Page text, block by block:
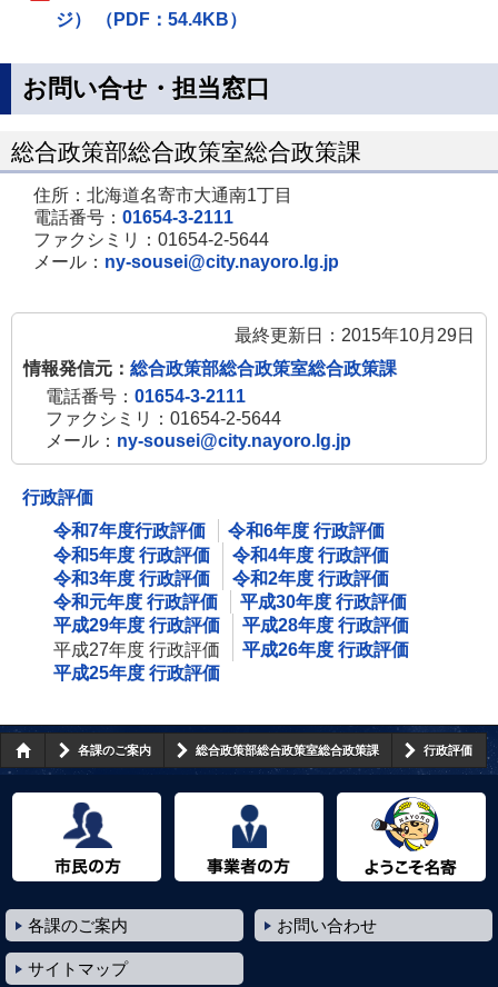
ジ） （PDF：54.4KB）
お問い合せ・担当窓口
総合政策部総合政策室総合政策課
住所：北海道名寄市大通南1丁目
電話番号： 01654-3-2111
ファクシミリ：01654-2-5644
メール： ny-sousei@city.nayoro.lg.jp
最終更新日：2015年10月29日
情報発信元： 総合政策部総合政策室総合政策課
電話番号： 01654-3-2111
ファクシミリ：01654-2-5644
メール： ny-sousei@city.nayoro.lg.jp
行政評価
令和7年度行政評価
令和6年度 行政評価
令和5年度 行政評価
令和4年度 行政評価
令和3年度 行政評価
令和2年度 行政評価
令和元年度 行政評価
平成30年度 行政評価
平成29年度 行政評価
平成28年度 行政評価
平成27年度 行政評価
平成26年度 行政評価
平成25年度 行政評価
各課のご案内 総合政策部総合政策室総合政策課 行政評価
各課のご案内 お問い合わせ
サイトマップ